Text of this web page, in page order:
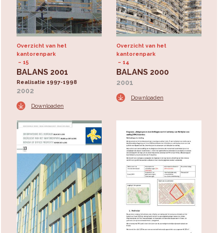
Overzicht van het
kantorenpark
15
BALANS 2001
Realisatie 1997-1998
2002
Downloaden
Overzicht van het
kantorenpark
14
BALANS 2000
2001
Downloaden